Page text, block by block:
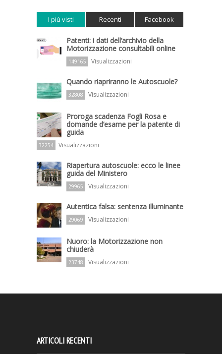
I più visti Recenti Facebook
Patenti: i dati dell’archivio della
Motorizzazione consultabili online
149165 Visualizzazioni
Quando riapriranno le Autoscuole?
32808 Visualizzazioni
Proroga scadenza Fogli Rosa e
domande d’esame per la patente di
guida
32254 Visualizzazioni
Riapertura autoscuole: ecco le linee
guida del Ministero
29965 Visualizzazioni
Autentica falsa: sentenza illuminante
29069 Visualizzazioni
Nuoro: la Motorizzazione non
chiuderà
23748 Visualizzazioni
ARTICOLI RECENTI